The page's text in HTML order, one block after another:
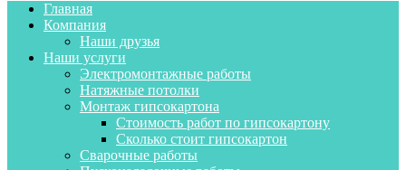
Главная
Компания
Наши друзья
Наши услуги
Электромонтажные работы
Натяжные потолки
Монтаж гипсокартона
Стоимость работ по гипсокартону
Сколько стоит гипсокартон
Сварочные работы